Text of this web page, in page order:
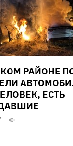
РАЙОНЕ
ЕСТЬ